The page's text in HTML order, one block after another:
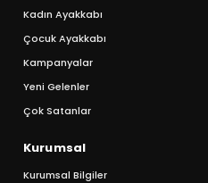
Kadın Ayakkabı
Çocuk Ayakkabı
Kampanyalar
Yeni Gelenler
Çok Satanlar
Kurumsal
Kurumsal Bilgiler